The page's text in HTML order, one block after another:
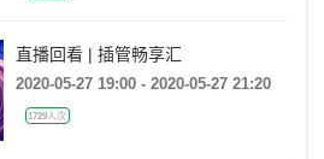
直播回看 | 插管畅享汇
2020-05-27 19:00 - 2020-05-27 21:20
1729人次